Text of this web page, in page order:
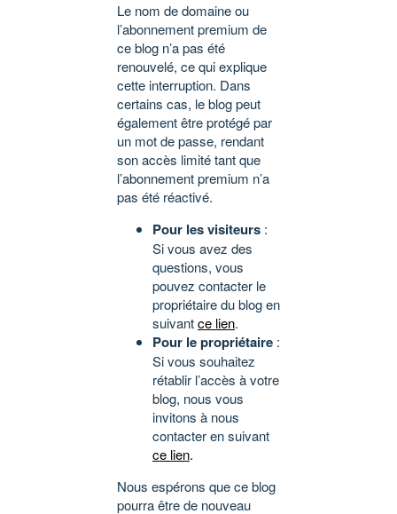
Le nom de domaine ou
l’abonnement premium de
ce blog n’a pas été
renouvelé, ce qui explique
cette interruption. Dans
certains cas, le blog peut
également être protégé par
un mot de passe, rendant
son accès limité tant que
l’abonnement premium n’a
pas été réactivé.
Pour les visiteurs :
Si vous avez des
questions, vous
pouvez contacter le
propriétaire du blog en
suivantce lien.
Pour le propriétaire :
Si vous souhaitez
rétablir l’accès à votre
blog, nous vous
invitons à nous
contacter en suivant
ce lien.
Nous espérons que ce blog
pourra être de nouveau